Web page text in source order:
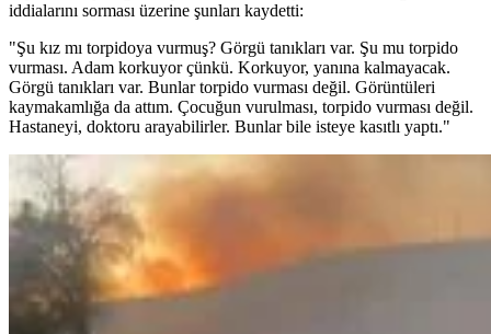
iddialarını sorması üzerine şunları kaydetti:
"Şu kız mı torpidoya vurmuş? Görgü tanıkları var. Şu mu torpido
vurması. Adam korkuyor çünkü. Korkuyor, yanına kalmayacak.
Görgü tanıkları var. Bunlar torpido vurması değil. Görüntüleri
kaymakamlığa da attım. Çocuğun vurulması, torpido vurması değil.
Hastaneyi, doktoru arayabilirler. Bunlar bile isteye kasıtlı yaptı."